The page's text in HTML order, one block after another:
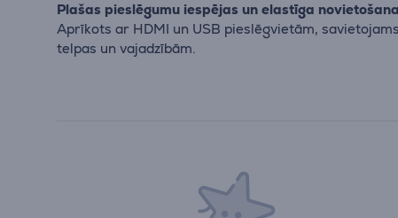
Plašas pieslēgumu iespējas un elastīga novietošana
Aprīkots ar HDMI un USB pieslēgvietām,
telpas un vajadzībām.